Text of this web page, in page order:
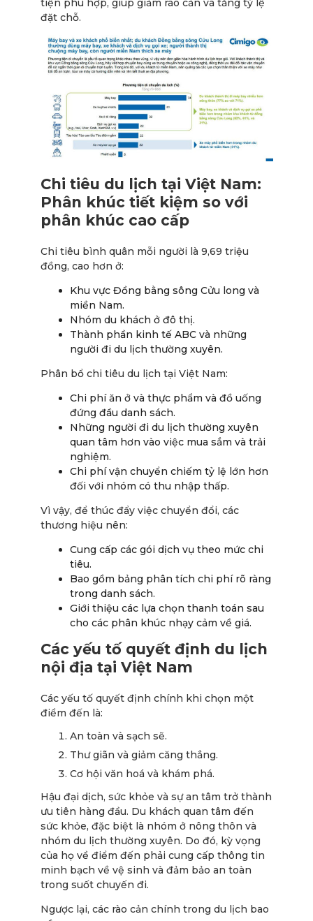
tiện phù hợp, giúp giảm rào cản và tăng tỷ lệ
đặt chỗ.
Chi tiêu du lịch tại Việt Nam:
Phân khúc tiết kiệm so với
phân khúc cao cấp
Chi tiêu bình quân mỗi người là 9,69 triệu
đồng, cao hơn ở:
Khu vực Đồng bằng sông Cửu long và
miền Nam.
Nhóm du khách ở đô thị.
Thành phần kinh tế ABC và những
người đi du lịch thường xuyên.
Phân bổ chi tiêu du lịch tại Việt Nam:
Chi phí ăn ở và thực phẩm và đồ uống
đứng đầu danh sách.
Những người đi du lịch thường xuyên
quan tâm hơn vào việc mua sắm và trải
nghiệm.
Chi phí vận chuyển chiếm tỷ lệ lớn hơn
đối với nhóm có thu nhập thấp.
Vì vậy, để thúc đẩy việc chuyển đổi, các
thương hiệu nên:
Cung cấp các gói dịch vụ theo mức chi
tiêu.
Bao gồm bảng phân tích chi phí rõ ràng
trong danh sách.
Giới thiệu các lựa chọn thanh toán sau
cho các phân khúc nhạy cảm về giá.
Các yếu tố quyết định du lịch
nội địa tại Việt Nam
Các yếu tố quyết định chính khi chọn một
điểm đến là:
An toàn và sạch sẽ.
Thư giãn và giảm căng thẳng.
Cơ hội văn hoá và khám phá.
Hậu đại dịch, sức khỏe và sự an tâm trở thành
ưu tiên hàng đầu. Du khách quan tâm đến
sức khỏe, đặc biệt là nhóm ở nông thôn và
nhóm du lịch thường xuyên. Do đó, kỳ vọng
của họ về điểm đến phải cung cấp thông tin
minh bạch về vệ sinh và đảm bảo an toàn
trong suốt chuyến đi.
Ngược lại, các rào cản chính trong du lịch bao